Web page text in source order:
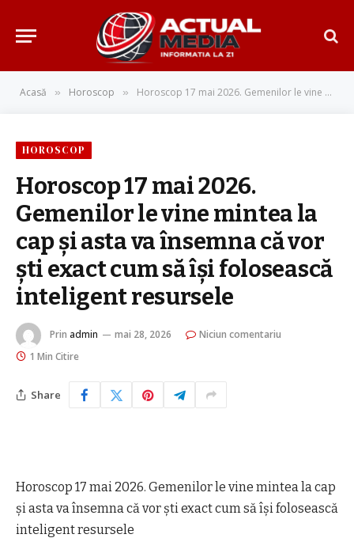
Acasă » Horoscop » Horoscop 17 mai 2026. Gemenilor le vine mintea la cap și asta va însemna că vor ști exact cum să își folosească inteligent resursele
HOROSCOP
Horoscop 17 mai 2026.
Gemenilor le vine mintea la
cap și asta va însemna că vor
ști exact cum să își folosească
inteligent resursele
Prin admin mai 28, 2026
Niciun comentariu
1 Min Citire
Share
Horoscop 17 mai 2026. Gemenilor le vine mintea la cap
și asta va însemna că vor ști exact cum să își folosească
inteligent resursele